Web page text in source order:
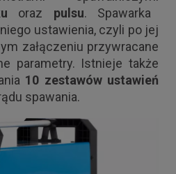
oraz pulsu. Spawarka
ustawienia, czyli po jej
załączeniu przywracane
parametry. Istnieje także
10 zestawów ustawień
spawania.